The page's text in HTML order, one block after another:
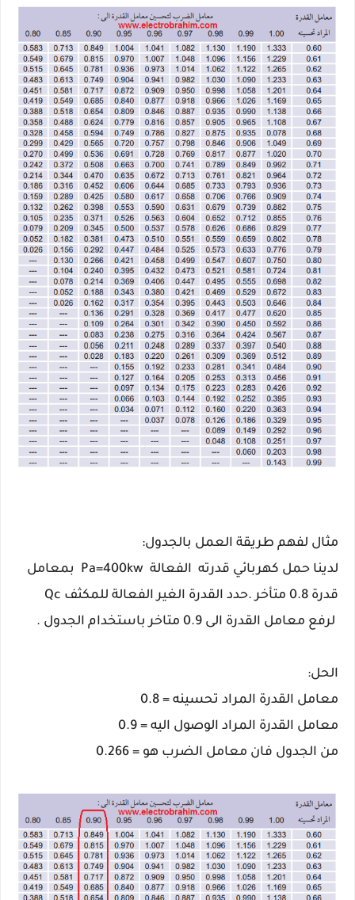
مثال لفهم طريقة العمل بالجدول:
لدينا حمل كهربائي قدرته الفعالة Pa=400kw بمعامل
قدرة 0.8 متأخر .حدد القدرة الغير الفعالة للمكثف Qc
لرفع معامل القدرة الى 0.9 متاخر باستخدام الجدول .
الحل:
معامل القدرة المراد تحسينه = 0.8
معامل القدرة المراد الوصول اليه = 0.9
من الجدول فان معامل الضرب هو = 0.266